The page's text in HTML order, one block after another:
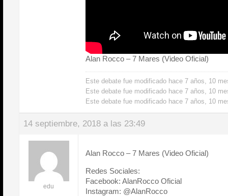
Alan Rocco – 7 Mares (Video Oficial)
Este debate fue modificado hace 7 años, 10
Este debate fue modificado hace 7 años, 10
Este debate fue modificado hace 7 años, 10
14 septiembre, 2018 a las 23:49
edu
Alan Rocco – 7 Mares (Video Oficial)
Redes Sociales:
Facebook: AlanRocco Oficial
Instagram: @AlanRocco